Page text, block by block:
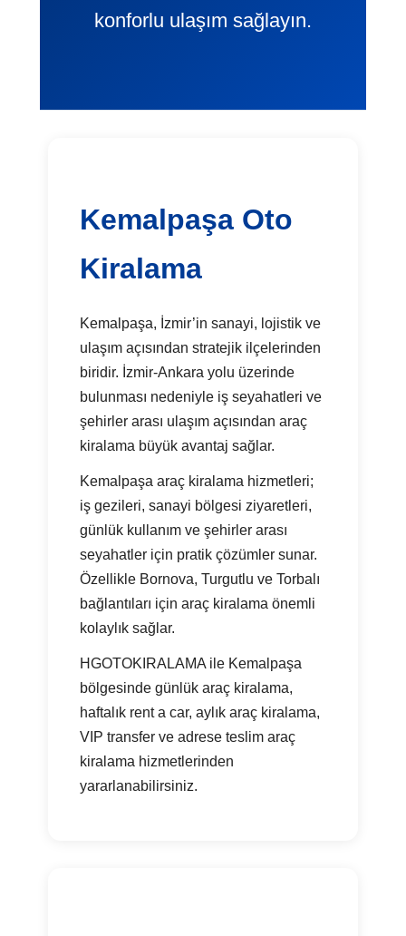
konforlu ulaşım sağlayın.
Kemalpaşa Oto
Kiralama
Kemalpaşa, İzmir’in sanayi, lojistik ve
ulaşım açısından stratejik ilçelerinden
biridir. İzmir-Ankara yolu üzerinde
bulunması nedeniyle iş seyahatleri ve
şehirler arası ulaşım açısından araç
kiralama büyük avantaj sağlar.
Kemalpaşa araç kiralama hizmetleri;
iş gezileri, sanayi bölgesi ziyaretleri,
günlük kullanım ve şehirler arası
seyahatler için pratik çözümler sunar.
Özellikle Bornova, Turgutlu ve Torbalı
bağlantıları için araç kiralama önemli
kolaylık sağlar.
HGOTOKIRALAMA ile Kemalpaşa
bölgesinde günlük araç kiralama,
haftalık rent a car, aylık araç kiralama,
VIP transfer ve adrese teslim araç
kiralama hizmetlerinden
yararlanabilirsiniz.